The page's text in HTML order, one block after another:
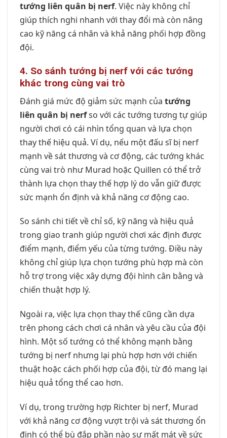
tướng liên quân bị nerf. Việc này không chỉ
giúp thích nghi nhanh với thay đổi mà còn nâng
cao kỹ năng cá nhân và khả năng phối hợp đồng
đội.
4. So sánh tướng bị nerf với các tướng
khác trong cùng vai trò
Đánh giá mức độ giảm sức mạnh của tướng
liên quân bị nerfso với các tướng tương tự giúp
người chơi có cái nhìn tổng quan và lựa chọn
thay thế hiệu quả. Ví dụ, nếu một đấu sĩ bị nerf
mạnh về sát thương và cơ động, các tướng khác
cùng vai trò như Murad hoặc Quillen có thể trở
thành lựa chọn thay thế hợp lý do vẫn giữ được
sức mạnh ổn định và khả năng cơ động cao.
So sánh chi tiết về chỉ số, kỹ năng và hiệu quả
trong giao tranh giúp người chơi xác định được
điểm mạnh, điểm yếu của từng tướng. Điều này
không chỉ giúp lựa chọn tướng phù hợp mà còn
hỗ trợ trong việc xây dựng đội hình cân bằng và
chiến thuật hợp lý.
Ngoài ra, việc lựa chọn thay thế cũng cần dựa
trên phong cách chơi cá nhân và yêu cầu của đội
hình. Một số tướng có thể không mạnh bằng
tướng bị nerf nhưng lại phù hợp hơn với chiến
thuật hoặc cách phối hợp của đội, từ đó mang lại
hiệu quả tổng thể cao hơn.
Ví dụ, trong trường hợp Richter bị nerf, Murad
với khả năng cơ động vượt trội và sát thương ổn
định có thể bù đắp phần nào sự mất mát về sức